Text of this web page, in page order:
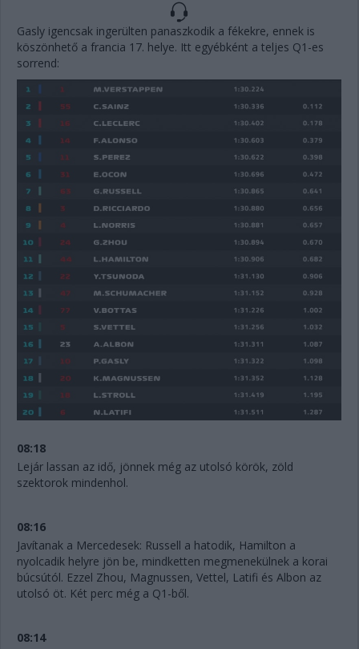
Gasly igencsak ingerülten panaszkodik a fékekre, ennek is
köszönhető a francia 17. helye. Itt egyébként a teljes Q1-es
sorrend:
08:18
Lejár lassan az idő, jönnek még az utolsó körök, zöld
szektorok mindenhol.
08:16
Javítanak a Mercedesek: Russell a hatodik, Hamilton a
nyolcadik helyre jön be, mindketten megmenekülnek a korai
búcsútól. Ezzel Zhou, Magnussen, Vettel, Latifi és Albon az
utolsó öt. Két perc még a Q1-ből.
08:14